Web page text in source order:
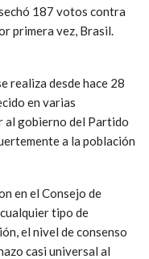
187 votos contra
primera vez, Brasil.
realiza desde hace 28
en varias
al gobierno del Partido
a la población
en el Consejo de
tipo de
el nivel de consenso
casi universal al